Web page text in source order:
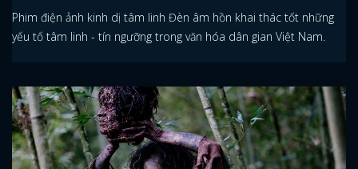
Phim điện ảnh kinh dị tâm linh Đèn âm hồn khai thác tốt những
yếu tố tâm linh - tín ngưỡng trong văn hóa dân gian Việt Nam.